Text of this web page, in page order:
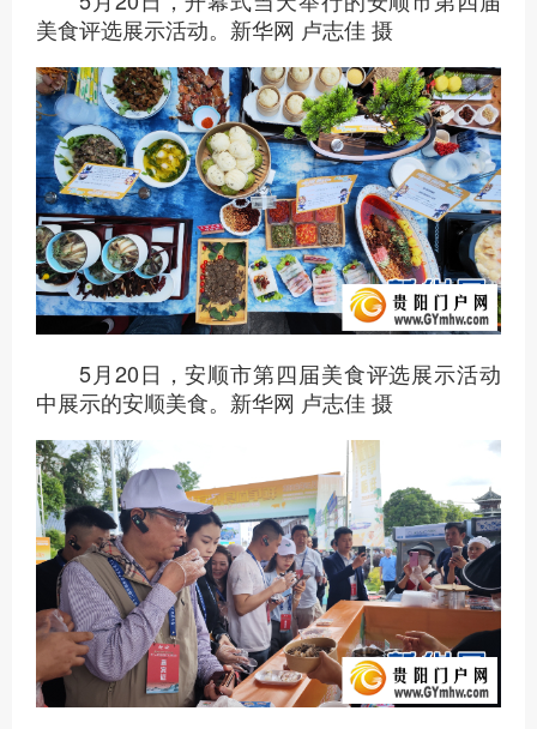
美食评选展示活动。新华网 卢志佳 摄
5月20日，安顺市第四届美食评选展示活动
中展示的安顺美食。新华网 卢志佳 摄